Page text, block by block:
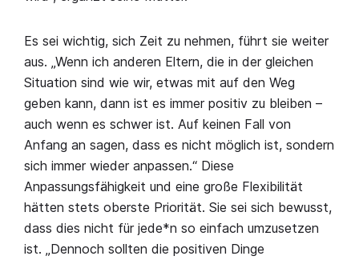
Es sei wichtig, sich Zeit zu nehmen, führt sie weiter
aus. „Wenn ich anderen Eltern, die in der gleichen
Situation sind wie wir, etwas mit auf den Weg
geben kann, dann ist es immer positiv zu bleiben –
auch wenn es schwer ist. Auf keinen Fall von
Anfang an sagen, dass es nicht möglich ist, sondern
sich immer wieder anpassen.“ Diese
Anpassungsfähigkeit und eine große Flexibilität
hätten stets oberste Priorität. Sie sei sich bewusst,
dass dies nicht für jede*n so einfach umzusetzen
ist. „Dennoch sollten die positiven Dinge